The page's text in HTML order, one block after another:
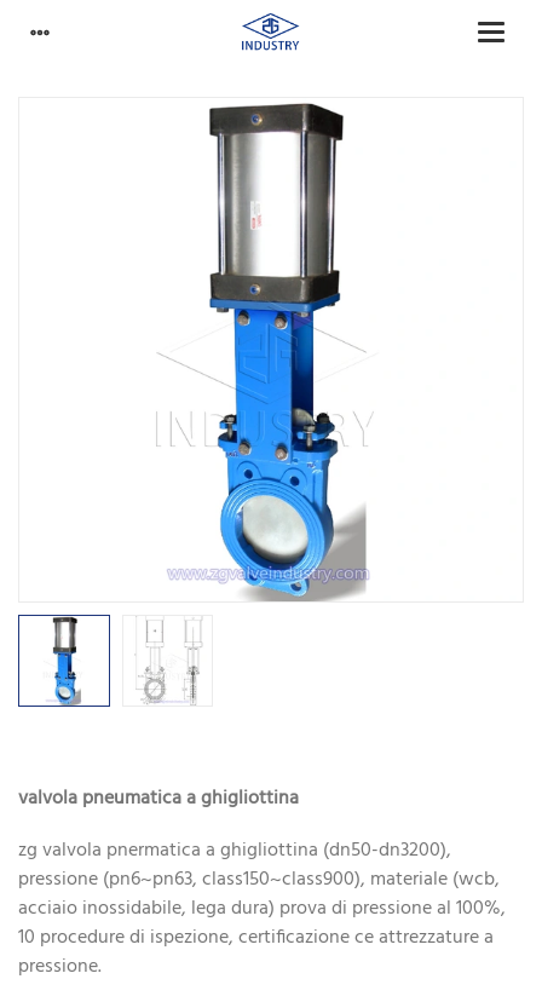
valvola pneumatica a ghigliottina
zg valvola pnermatica a ghigliottina (dn50-dn3200),
pressione (pn6~pn63, class150~class900), materiale (wcb,
acciaio inossidabile, lega dura) prova di pressione al 100%,
10 procedure di ispezione, certificazione ce attrezzature a
pressione.